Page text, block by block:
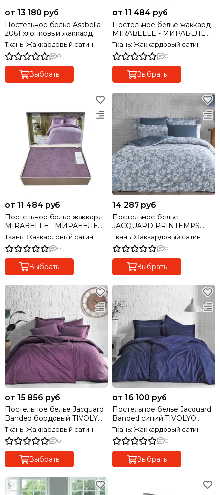
от 13 180 руб
Постельное белье Asabella
2061 хлопковый жаккард
Ткань: Жаккардовый сатин
0
Выбрать
от 11 484 руб
Постельное белье жаккард
MIRABELLE - МИРАБЕЛЕ
серый MAISON D'OR Турция
Ткань: Жаккардовый сатин
0
Выбрать
от 11 484 руб
Постельное белье жаккард
MIRABELLE - МИРАБЕЛЕ
фиолетовый MAISON D'OR
Турция
Ткань: Жаккардовый сатин
0
Выбрать
14 287 руб
Постельное белье
JACQUARD PRINTEMPS
голубой жаккард deluxe
TIVOLYO HOME Турция
Ткань: Жаккардовый сатин
0
Выбрать
от 15 856 руб
Постельное белье Jacquard
Banded бордовый TIVOLYO
HOME Турция
Ткань: Жаккардовый сатин
0
Выбрать
от 16 100 руб
Постельное белье Jacquard
Banded синий TIVOLYO
HOME Турция
Ткань: Жаккардовый сатин
0
Выбрать